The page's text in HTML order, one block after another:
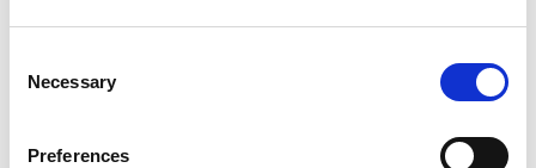
Selection
Necessary
Preferences
A Estratégia:Envie o link de acesso
minutos antes de começar. Links de e-mail